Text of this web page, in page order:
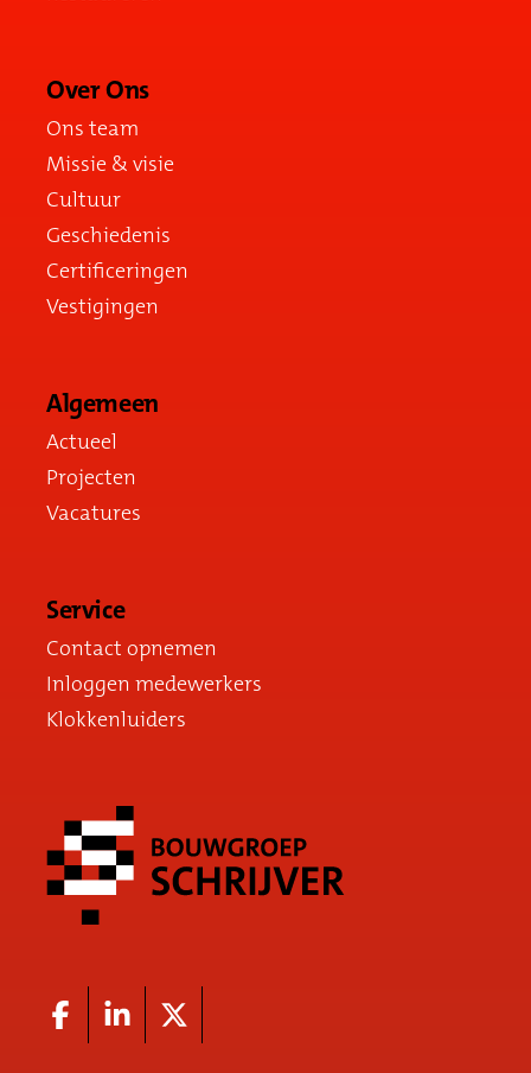
Over Ons
Ons team
Missie & visie
Cultuur
Geschiedenis
Certificeringen
Vestigingen
Algemeen
Actueel
Projecten
Vacatures
Service
Contact opnemen
Inloggen medewerkers
Klokkenluiders